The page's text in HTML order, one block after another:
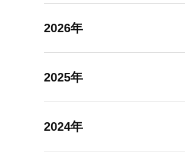
2026年
2025年
2024年